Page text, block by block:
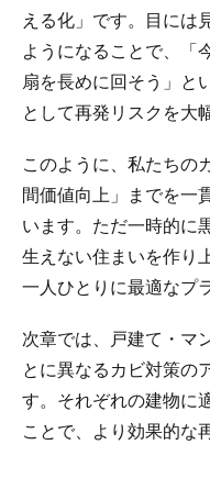
える化」です。目には
ようになることで、「
扇を長めに回そう」と
として再発リスクを大
このように、私たち
間価値向上」までを一
います。ただ一時的に
生えない住まいを作り
一人ひとりに最適なプ
次章では、戸建て・マ
とに異なるカビ対策の
す。それぞれの建物に
ことで、より効果的な